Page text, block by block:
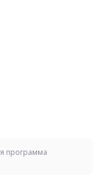
программа